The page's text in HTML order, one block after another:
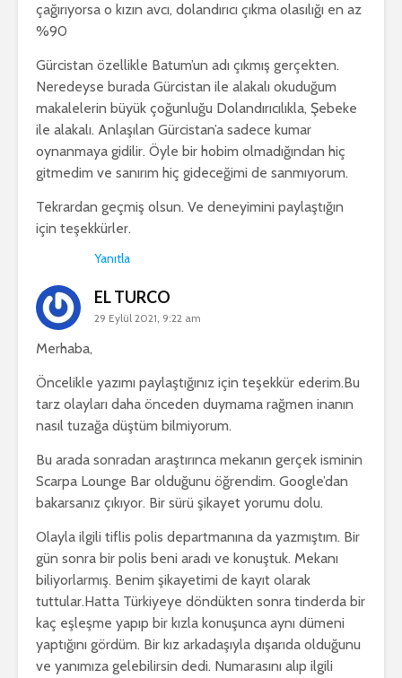
çağırıyorsa o kızın avcı, dolandırıcı çıkma olasılığı en az
%90
Gürcistan özellikle Batum’un adı çıkmış gerçekten.
Neredeyse burada Gürcistan ile alakalı okuduğum
makalelerin büyük çoğunluğu Dolandırıcılıkla, Şebeke
ile alakalı. Anlaşılan Gürcistan’a sadece kumar
oynanmaya gidilir. Öyle bir hobim olmadığından hiç
gitmedim ve sanırım hiç gideceğimi de sanmıyorum.
Tekrardan geçmiş olsun. Ve deneyimini paylaştığın
için teşekkürler.
Yanıtla
EL TURCO
29 Eylül 2021, 9:22 am
Merhaba,
Öncelikle yazımı paylaştığınız için teşekkür ederim.Bu
tarz olayları daha önceden duymama rağmen inanın
nasıl tuzağa düştüm bilmiyorum.
Bu arada sonradan araştırınca mekanın gerçek isminin
Scarpa Lounge Bar olduğunu öğrendim. Google’dan
bakarsanız çıkıyor. Bir sürü şikayet yorumu dolu.
Olayla ilgili tiflis polis departmanına da yazmıştım. Bir
gün sonra bir polis beni aradı ve konuştuk. Mekanı
biliyorlarmış. Benim şikayetimi de kayıt olarak
tuttular.Hatta Türkiyeye döndükten sonra tinderda bir
kaç eşleşme yapıp bir kızla konuşunca aynı dümeni
yaptığını gördüm. Bir kız arkadaşıyla dışarıda olduğunu
ve yanımıza gelebilirsin dedi. Numarasını alıp ilgili